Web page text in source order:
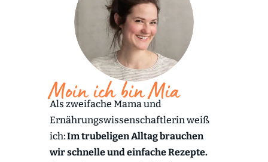
Moin ich bin Mia
Als zweifache Mama und
Ernährungswissenschaftlerin weiß
ich:Im trubeligen Alltag brauchen
wir schnelle und einfache Rezepte.